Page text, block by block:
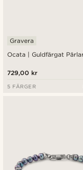
Ocata | Guldfärgat
Gravera
729,00 kr
5 FÄRGER